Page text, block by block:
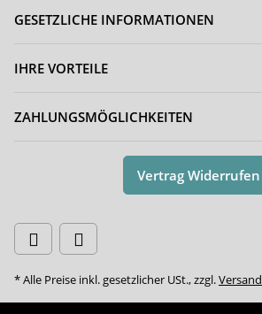
GESETZLICHE INFORMATIONEN
IHRE VORTEILE
ZAHLUNGSMÖGLICHKEITEN
Vertrag Widerrufen
* Alle Preise inkl. gesetzlicher USt., zzgl.Versand